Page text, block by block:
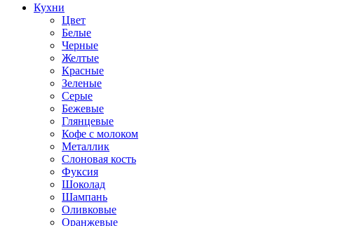
Кухни
Цвет
Белые
Черные
Желтые
Красные
Зеленые
Серые
Бежевые
Глянцевые
Кофе с молоком
Металлик
Слоновая кость
Фуксия
Шоколад
Шампань
Оливковые
Оранжевые